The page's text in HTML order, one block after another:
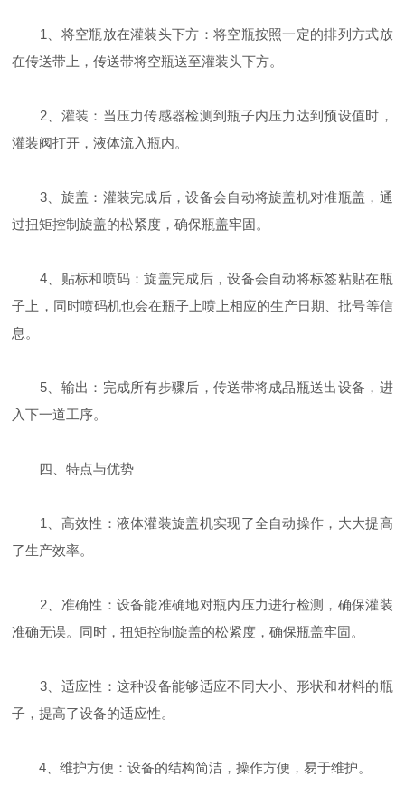
1、将空瓶放在灌装头下方：将空瓶按照一定的排列方式放
在传送带上，传送带将空瓶送至灌装头下方。
2、灌装：当压力传感器检测到瓶子内压力达到预设值时，
灌装阀打开，液体流入瓶内。
3、旋盖：灌装完成后，设备会自动将旋盖机对准瓶盖，通
过扭矩控制旋盖的松紧度，确保瓶盖牢固。
4、贴标和喷码：旋盖完成后，设备会自动将标签粘贴在瓶
子上，同时喷码机也会在瓶子上喷上相应的生产日期、批号等信
息。
5、输出：完成所有步骤后，传送带将成品瓶送出设备，进
入下一道工序。
四、特点与优势
1、高效性：液体灌装旋盖机实现了全自动操作，大大提高
了生产效率。
2、准确性：设备能准确地对瓶内压力进行检测，确保灌装
准确无误。同时，扭矩控制旋盖的松紧度，确保瓶盖牢固。
3、适应性：这种设备能够适应不同大小、形状和材料的瓶
子，提高了设备的适应性。
4、维护方便：设备的结构简洁，操作方便，易于维护。